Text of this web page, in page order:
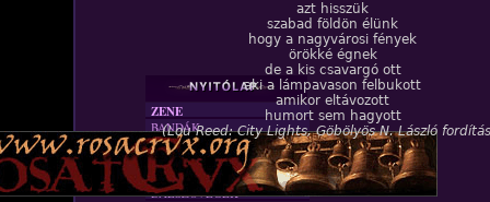
azt hisszük
szabad földön élünk
hogy a nagyvárosi fények
örökké égnek
de a kis csavargó ott
aki a lámpavason felbukott
amikor eltávozott
humort sem hagyott
(Lou Reed: City Lights, Göbölyös N. László
ZENE
BANDÁK
DVD
INTERJÚK
FORDÍTÁSOK
DALSZÖVEGEK